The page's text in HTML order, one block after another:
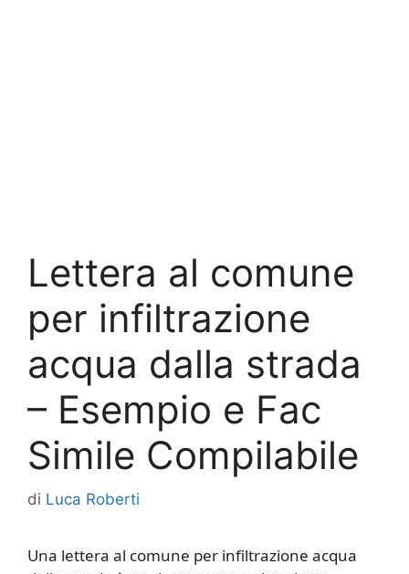
Lettera al comune
per infiltrazione
acqua dalla strada
– Esempio e Fac
Simile Compilabile
di Luca Roberti
Una lettera al comune per infiltrazione acqua